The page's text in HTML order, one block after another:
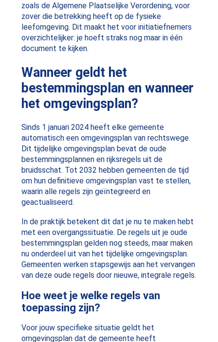
zoals de Algemene Plaatselijke Verordening, voor
zover die betrekking heeft op de fysieke
leefomgeving. Dit maakt het voor initiatiefnemers
overzichtelijker: je hoeft straks nog maar in één
document te kijken.
Wanneer geldt het
bestemmingsplan en wanneer
het omgevingsplan?
Sinds 1 januari 2024 heeft elke gemeente
automatisch een omgevingsplan van rechtswege.
Dit tijdelijke omgevingsplan bevat de oude
bestemmingsplannen en rijksregels uit de
bruidsschat. Tot 2032 hebben gemeenten de tijd
om hun definitieve omgevingsplan vast te stellen,
waarin alle regels zijn geïntegreerd en
geactualiseerd.
In de praktijk betekent dit dat je nu te maken hebt
met een overgangssituatie. De regels uit je oude
bestemmingsplan gelden nog steeds, maar maken
nu onderdeel uit van het tijdelijke omgevingsplan.
Gemeenten werken stapsgewijs aan het vervangen
van deze oude regels door nieuwe, integrale regels.
Hoe weet je welke regels van
toepassing zijn?
Voor jouw specifieke situatie geldt het
omgevingsplan dat de gemeente heeft